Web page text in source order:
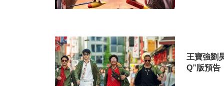
王寶強劉
Q”版預告